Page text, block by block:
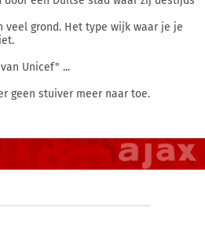
veel grond. Het type wijk waar je je
Unicef" ...
geen stuiver meer naar toe.